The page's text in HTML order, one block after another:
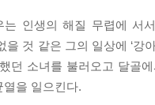
느 방향으로 가야 할지 몰
는 인생의 해질 무렵에 서
을 것 같은 그의 일상에 ‘강
던 소녀를 불러오고 달골
열을 일으킨다.